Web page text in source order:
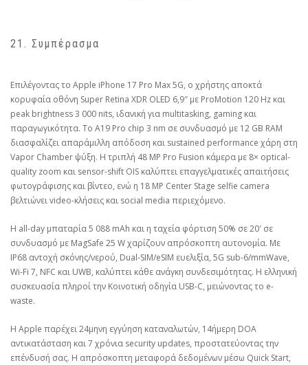
21. Συμπέρασμα
Επιλέγοντας το Apple iPhone 17 Pro Max 5G, ο χρήστης αποκτά
κορυφαία οθόνη Super Retina XDR OLED 6,9″ με ProMotion 120 Hz και
peak brightness 3 000 nits, ιδανική για multitasking, gaming και
παραγωγικότητα. Το A19 Pro chip 3 nm σε συνδυασμό με 12 GB RAM
διασφαλίζει απαράμιλλη απόδοση και sustained performance χάρη στη
Vapor Chamber ψύξη. Η τριπλή 48 MP Pro Fusion κάμερα με 8× optical-
quality zoom και sensor-shift OIS καλύπτει επαγγελματικές απαιτήσεις
φωτογράφισης και βίντεο, ενώ η 18 MP Center Stage selfie camera
βελτιώνει video-κλήσεις και social media περιεχόμενο.
Η all-day μπαταρία 5 088 mAh και η ταχεία φόρτιση 50% σε 20′ σε
συνδυασμό με MagSafe 25 W χαρίζουν απρόσκοπτη αυτονομία. Με
IP68 αντοχή σκόνης/νερού, Dual-SIM/eSIM ευελιξία, 5G sub-6/mmWave,
Wi-Fi 7, NFC και UWB, καλύπτει κάθε ανάγκη συνδεσιμότητας. Η ελληνική
συσκευασία πληροί την Κοινοτική οδηγία USB-C, μειώνοντας το e-
waste.
Η Apple παρέχει 24μηνη εγγύηση καταναλωτών, 14ήμερη DOA
αντικατάσταση και 7 χρόνια security updates, προστατεύοντας την
επένδυσή σας. Η απρόσκοπτη μεταφορά δεδομένων μέσω Quick Start,